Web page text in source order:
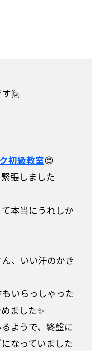
🙋
初級教室😍
張しました
本当にうれしか
、いい汗のかき
いらっしゃった
ました✨
ようで、終盤に
なっていました